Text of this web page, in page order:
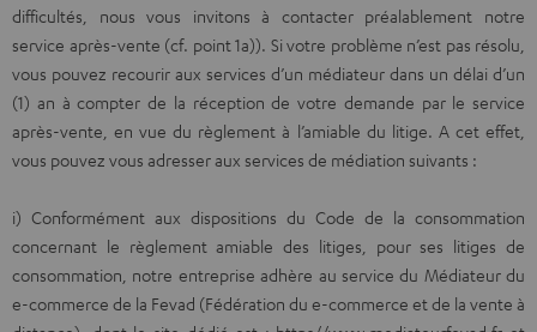
difficultés, nous vous invitons à contacter préalablement notre
service après-vente (cf. point 1a)). Si votre problème n’est pas résolu,
vous pouvez recourir aux services d’un médiateur dans un délai d’un
(1) an à compter de la réception de votre demande par le service
après-vente, en vue du règlement à l’amiable du litige. A cet effet,
vous pouvez vous adresser aux services de médiation suivants :
i) Conformément aux dispositions du Code de la consommation
concernant le règlement amiable des litiges, pour ses litiges de
consommation, notre entreprise adhère au service du Médiateur du
e-commerce de la Fevad (Fédération du e-commerce et de la vente à